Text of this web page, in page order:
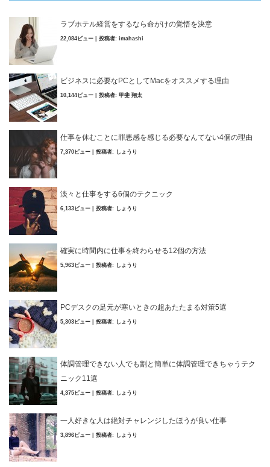
ラブホテル経営をするなら命がけの覚悟を決意
22,084ビュー 投稿者: imahashi
ビジネスに必要なPCとしてMacをオススメする理由
10,144ビュー 投稿者: 甲斐 翔太
仕事を休むことに罪悪感を感じる必要なんてない4個の理由
7,370ビュー 投稿者: しょうり
淡々と仕事をする6個のテクニック
6,133ビュー 投稿者: しょうり
確実に時間内に仕事を終わらせる12個の方法
5,963ビュー 投稿者: しょうり
PCデスクの足元が寒いときの超あたたまる対策5選
5,303ビュー 投稿者: しょうり
体調管理できない人でも割と簡単に体調管理できちゃうテク
ニック11選
4,375ビュー 投稿者: しょうり
一人好きな人は絶対チャレンジしたほうが良い仕事
3,896ビュー 投稿者: しょうり